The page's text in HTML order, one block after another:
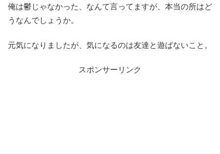
俺は鬱じゃなかった、なんて言ってますが、本当の所はど
うなんでしょうか。
元気になりましたが、気になるのは友達と遊ばないこと。
スポンサーリンク